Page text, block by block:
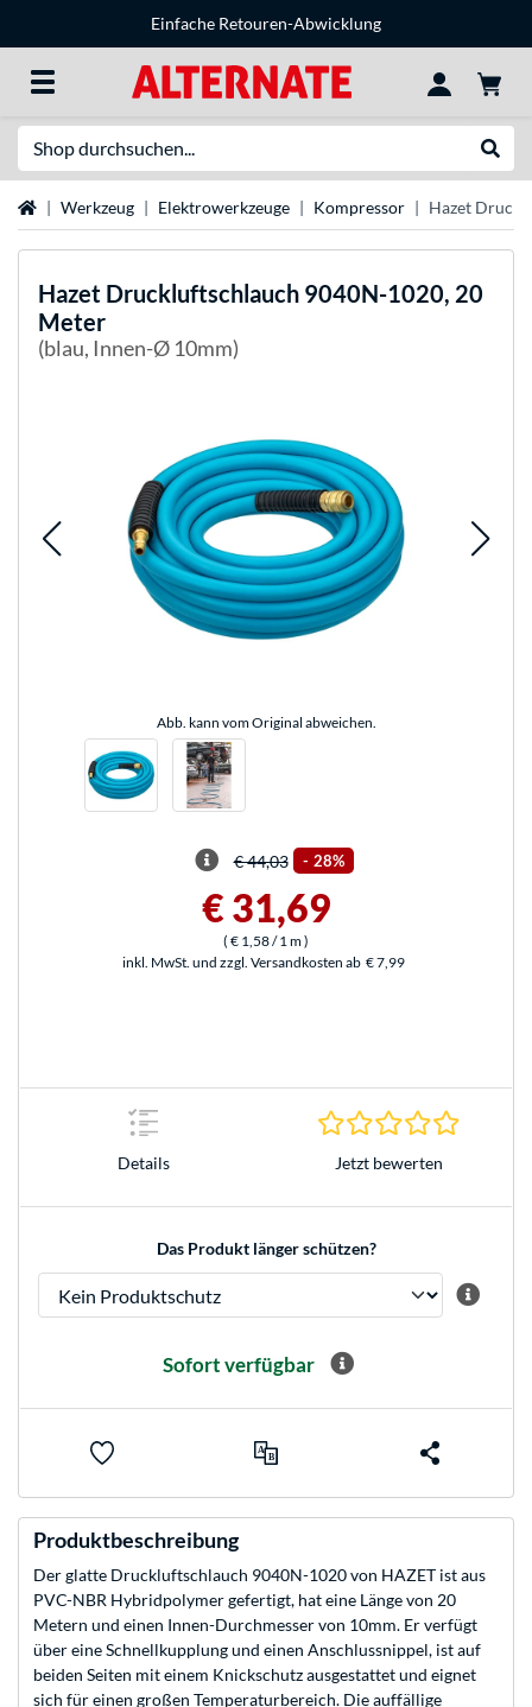
Einfache Retouren-Abwicklung
StartseiteWerkzeug Elektrowerkzeuge Kompressor Hazet
Hazet Druckluftschlauch 9040N-1020, 20
Meter
(blau, Innen-Ø 10mm)
Abb. kann vom Original abweichen.
€ 44,03 - 28%
€ 31,69
( € 1,58/ 1 m)
inkl. MwSt. und zzgl. Versandkosten ab € 7,99
Details Jetzt bewerten
Das Produkt länger schützen?
Sofort verfügbar
Produktbeschreibung
Der glatte Druckluftschlauch 9040N-1020 von HAZET ist aus
PVC-NBR Hybridpolymer gefertigt, hat eine Länge von 20
Metern und einen Innen-Durchmesser von 10mm. Er verfügt
über eine Schnellkupplung und einen Anschlussnippel, ist auf
beiden Seiten mit einem Knickschutz ausgestattet und eignet
sich für einen großen Temperaturbereich. Die auffällige